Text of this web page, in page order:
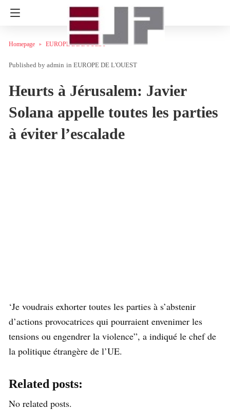
Homepage EUROPE DE L'OUEST
admin in EUROPE DE L'OUEST
Heurts à Jérusalem: Javier
Solana appelle toutes les parties
à éviter l’escalade
‘Je voudrais exhorter toutes les parties à s’abstenir
d’actions provocatrices qui pourraient envenimer les
tensions ou engendrer la violence”, a indiqué le chef de
la politique étrangère de l’UE.
Related posts:
No related posts.